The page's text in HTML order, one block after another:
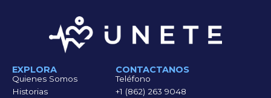
EXPLORA
Quienes Somos
Historias
CONTACTANOS
Teléfono
+1 (862) 263 9048